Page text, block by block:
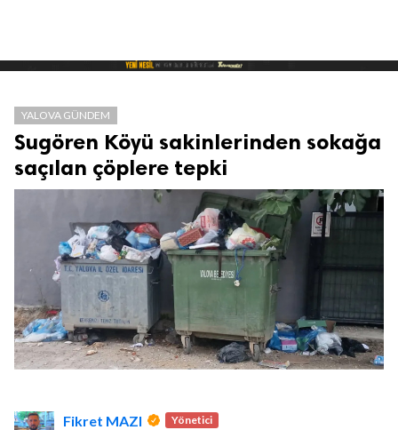
YALOVA GÜNDEM
Sugören Köyü sakinlerinden sokağa
saçılan çöplere tepki
Fikret MAZI Yönetici